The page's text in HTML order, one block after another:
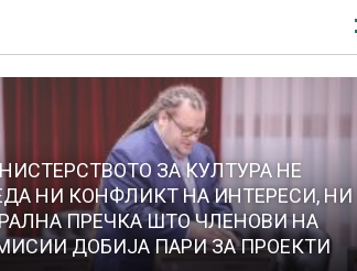
ЗА КУЛТУРА НЕ
НИ КОНФЛИКТ НА ИНТЕРЕСИ, НИ
ПРЕЧКА ШТО ЧЛЕНОВИ НА
ДОБИЈА ПАРИ ЗА ПРОЕКТИ